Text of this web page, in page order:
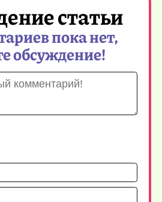
статьи
пока нет,
обсуждение!
Имя*